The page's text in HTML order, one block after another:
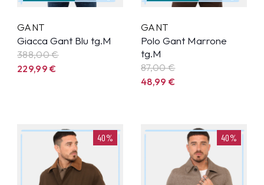
GANT
Giacca Gant Blu tg.M
388,00 €
229,99€
GANT
Polo Gant Marrone
tg.M
87,00 €
48,99€
40% 40%